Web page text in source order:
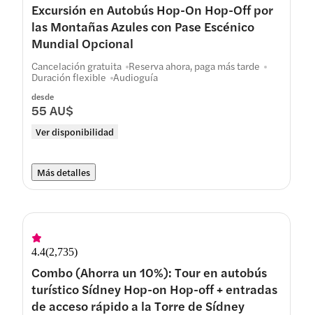
Excursión en Autobús Hop-On Hop-Off por
las Montañas Azules con Pase Escénico
Mundial Opcional
desde
55 AU$
Ver disponibilidad
Cancelación gratuita Reserva ahora, paga más tarde
Duración flexible Audioguía
Más detalles
4.4(2,735)
Combo (Ahorra un 10%): Tour en autobús
turístico Sídney Hop-on Hop-off + entradas
de acceso rápido a la Torre de Sídney